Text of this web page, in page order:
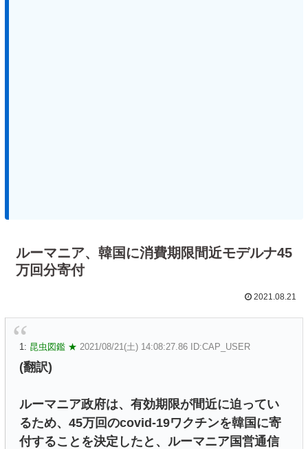
ルーマニア、韓国に消費期限間近モデルナ45
万回分寄付
2021.08.21
1: 昆虫図鑑 ★ 2021/08/21(土) 14:08:27.86 ID:CAP_USER
(翻訳)
ルーマニア政府は、有効期限が間近に迫ってい
るため、45万回のcovid-19ワクチンを韓国に寄
付することを決定したと、ルーマニア国営通信